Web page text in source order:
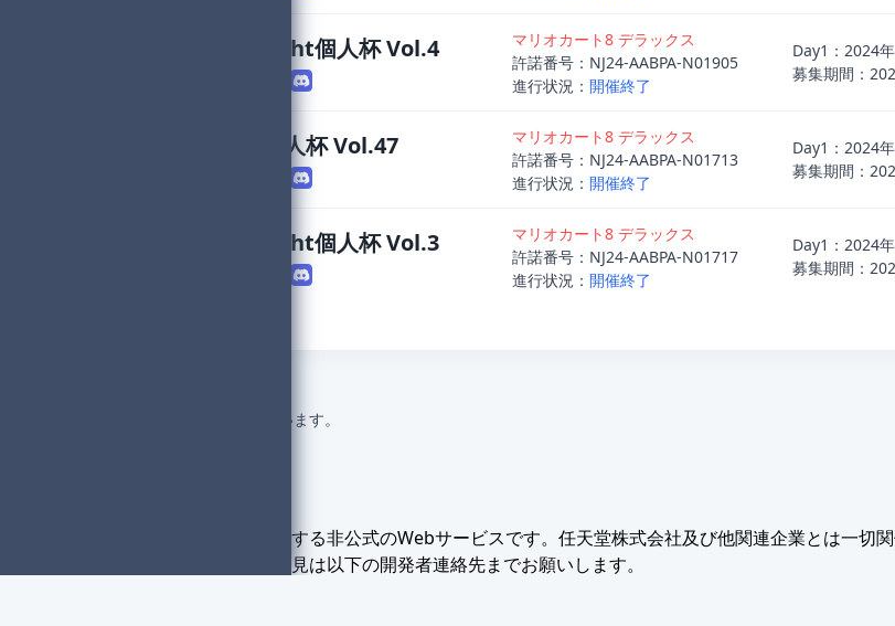
OverMidnight個人杯 Vol.4
マリオカート8 デラックス
許諾番号：NJ24-AABPA-N01905
進行状況： 開催終了
Day1：2024
募集期間：
Midnight個人杯 Vol.47
マリオカート8 デラックス
許諾番号：NJ24-AABPA-N01713
進行状況： 開催終了
Day1：2024
募集期間：
OverMidnight個人杯 Vol.3
マリオカート8 デラックス
許諾番号：NJ24-AABPA-N01717
進行状況： 開催終了
Day1：2024
募集期間：
件を表示しています。
当サービスは個人が開発・運営する非公式のWebサービスです。任天堂株式会社及び他関連企業とは一切関
サービスに関するご質問・ご意見は以下の開発者連絡先までお願いします。